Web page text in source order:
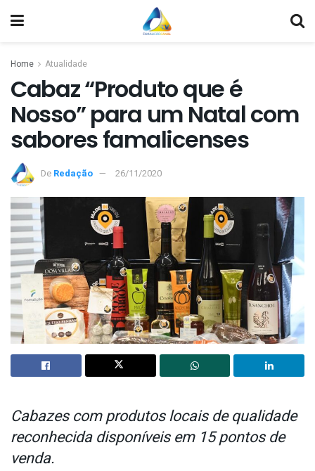
Home Atualidade
Cabaz “Produto que é
Nosso” para um Natal com
sabores famalicenses
De Redação 26/11/2020
Cabazes com produtos locais de qualidade
reconhecida disponíveis em 15 pontos de
venda.